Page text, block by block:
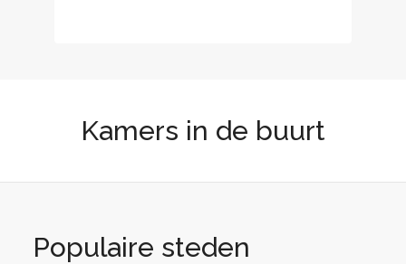
Kamers in de buurt
Populaire steden